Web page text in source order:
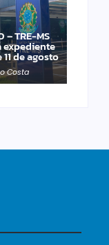
– TRE-MS
expediente
11 de agosto
Costa